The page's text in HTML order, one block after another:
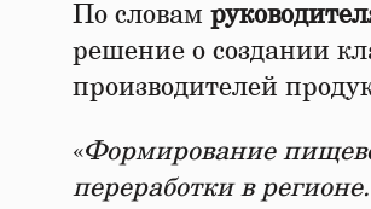
По словам
решение о создании
производителей
«Формирование
переработки в